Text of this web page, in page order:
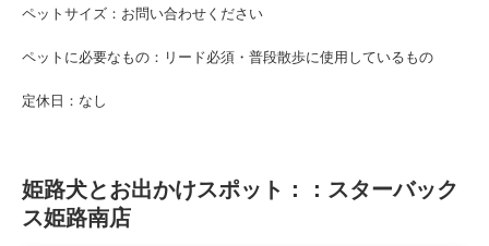
ペットサイズ：お問い合わせください
ペットに必要なもの：リード必須・普段散歩に使用しているもの
定休日：なし
姫路犬とお出かけスポット：：スターバック
ス姫路南店